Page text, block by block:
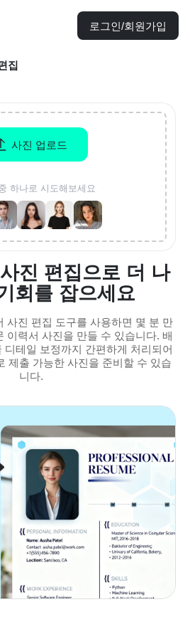
로그인/회원가입
집
진 편집으로 더 나
회를 잡으세요
사진 편집 도구를 사용하면 몇 분 만
이력서 사진을 만들 수 있습니다. 배
디테일 보정까지 간편하게 처리되어
제출 가능한 사진을 준비할 수 있습
니다.
사진 업로드
하나로 시도해보세요